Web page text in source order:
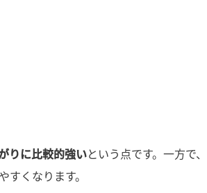
りに比較的強いという点です。一方で、
くなります。